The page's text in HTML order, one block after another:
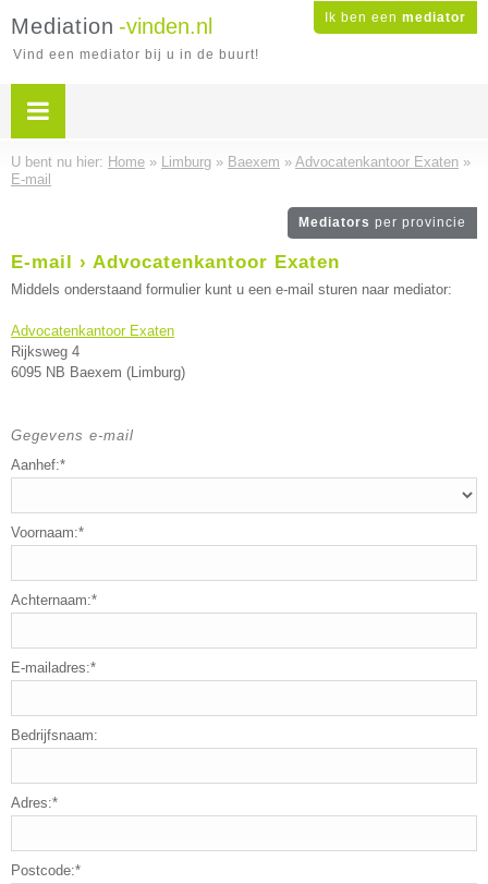
Ik ben een mediator
Mediation -vinden.nl
Vind een mediator bij u in de buurt!
U bent nu hier: Home » Limburg » Baexem » Advocatenkantoor Exaten »
E-mail
Mediators per provincie
E-mail › Advocatenkantoor Exaten
Middels onderstaand formulier kunt u een e-mail sturen naar mediator:
Advocatenkantoor Exaten
Rijksweg 4
6095 NB Baexem (Limburg)
Gegevens e-mail
Aanhef:*
Voornaam:*
Achternaam:*
E-mailadres:*
Bedrijfsnaam:
Adres:*
Postcode:*